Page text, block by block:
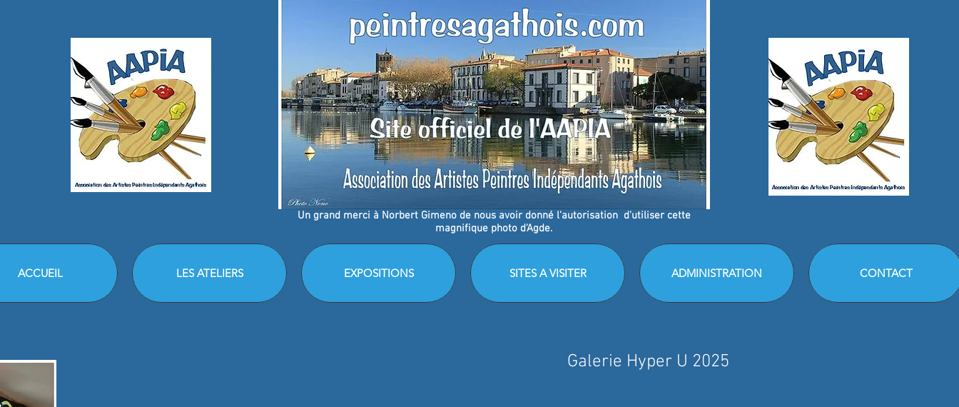
Un grand merci à Norbert Gimeno de nous avoir donné l'autorisation d'utiliser cette
magnifique photo d'Agde.
ACCUEIL LES ATELIERS EXPOSITIONS SITES A VISITER ADMINISTRATION CONTACT
Galerie Hyper U 2025